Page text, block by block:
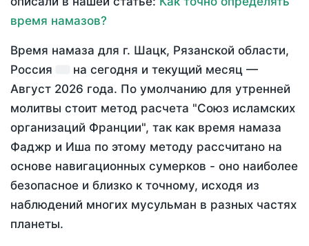
время намазов?
Время намаза для г. Шацк, Рязанской области,
Россия
на сегодня и текущий месяц —
Август 2026 года. По умолчанию для утренней
молитвы стоит метод расчета "Союз исламских
организаций Франции", так как время намаза
Фаджр и Иша по этому методу рассчитано на
основе навигационных сумерков - оно наиболее
безопасное и близко к точному, исходя из
наблюдений многих мусульман в разных частях
планеты.